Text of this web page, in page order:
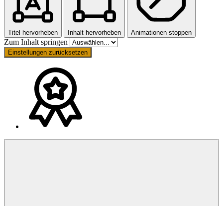
Titel hervorheben Inhalt hervorheben Animationen stoppen
Zum Inhalt springen
Einstellungen zurücksetzen